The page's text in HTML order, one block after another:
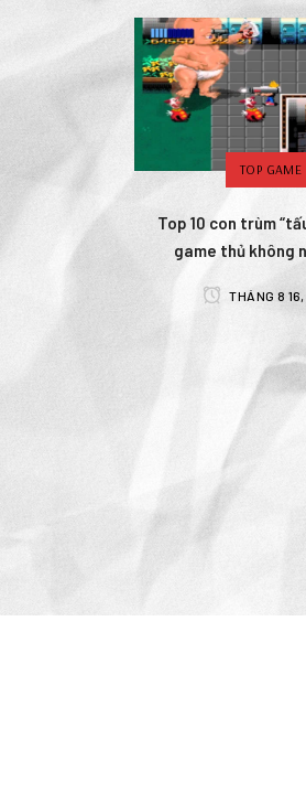
TOP GAME
Top 10 con trùm
game thủ không
THÁNG 8